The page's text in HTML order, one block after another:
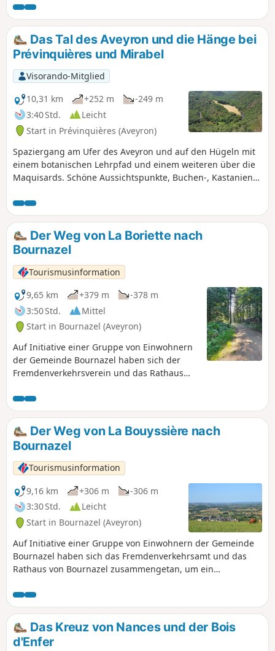
hat diesen Teichen zu Beginn des
Jahrhunderts die Einstufung als Natura-
2000-Gebiet durch die EU eingebracht.
Zwanzig Jahre später sind der SMBV2A
und Rural Concept mit dem Schutz
dieser Lebensräume betraut.
Gemeinsam mit den Eigentümern,
Verwaltern und Nutzern der Teiche
tragen sie so zur Erhaltung dieser
empfindlichen Ökosysteme bei. Seien
Sie aufmerksam und gehen Sie
respektvoll mit der Natur um – vielleicht
erwarten Sie schöne Überraschungen.
Das Tal des Aveyron und die Hänge bei
Prévinquières und Mirabel
Visorando-Mitglied
10,31 km
+252 m
-249 m
3:40 Std.
Leicht
Start in Prévinquières (Aveyron)
Spaziergang am Ufer des Aveyron und auf den Hügeln mit
einem botanischen Lehrpfad und einem weiteren über die
Maquisards. Schöne Aussichtspunkte, Buchen-, Kastanien-
Der Weg von La Boriette nach
Bournazel
Tourismusinformation
9,65 km
+379 m
-378 m
3:50 Std.
Mittel
Start in Bournazel (Aveyron)
Auf Initiative einer Gruppe von Einwohnern
der Gemeinde Bournazel haben sich der
Fremdenverkehrsverein und das Rathaus
umfangreiche Arbeiten zur Wiedereröffnung
und Instandhaltung von Feldwegen
durchzuführen, damit diese für
Wanderungen zugänglich sind. Bitte
respektieren Sie ihre Arbeit.
Der Weg von La Bouyssière nach
Bournazel
Tourismusinformation
9,16 km
+306 m
-306 m
3:30 Std.
Leicht
Start in Bournazel (Aveyron)
Auf Initiative einer Gruppe von Einwohnern der Gemeinde
Bournazel haben sich das Fremdenverkehrsamt und das
Rathaus von Bournazel zusammengetan, um ein
Instandhaltung von Feldwegen durchzuführen, damit diese
für Wanderungen zugänglich sind. Bitte respektieren Sie
ihre Arbeit.
Das Kreuz von Nances und der Bois
d'Enfer